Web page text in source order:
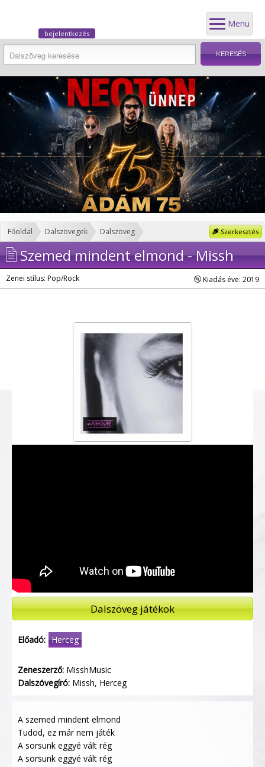
Menü
bejelentkezés
Szerkesztés
Főoldal Dalszövegek Dalszöveg
Szemed mindent elmond - Missh
Zenei stílus: Pop/Rock Kiadás éve: 2019
Dalszöveg játékok
Előadó: Herceg
Zeneszerző: MisshMusic
Dalszövegíró: Missh, Herceg
A szemed mindent elmond
Tudod, ez már nem játék
A sorsunk eggyé vált rég
A sorsunk eggyé vált rég